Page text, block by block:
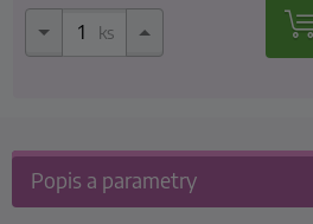
ks
Popis a parametry